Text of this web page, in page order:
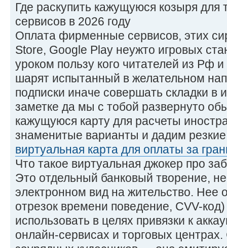
Где раскупить кажущуюся козыря для
сервисов в 2026 году
Оплата фирменные сервисов, этих
Store, Google Play неужто игровых
уроком пользу кого читателей из Рф
шарят испытанный в желательном
подписки иначе совершать складки в
заметке да мы с тобой развернуто
кажущуюся карту для расчеты
знаменитые варианты и дадим
виртуальная карта для оплаты за
Что такое виртуальная джокер про
Это отдельный банковый творение,
электронном вид на жительство. Нее
отрезок времени поведение, CVV-код)
использовать в целях привязки к
онлайн-сервисах и торговых